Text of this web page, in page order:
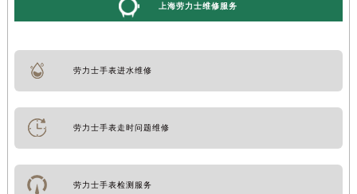
上海劳力士维修服务
劳力士手表进水维修
劳力士手表走时问题维修
劳力士手表检测服务